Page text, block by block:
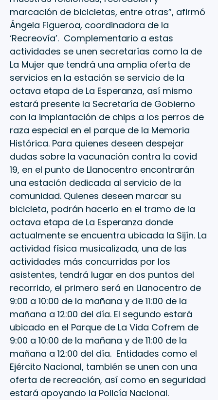
marcación de bicicletas, entre otras”, afirmó
Ángela Figueroa, coordinadora de la
‘Recreovía’. Complementario a estas
actividades se unen secretarías como la de
La Mujer que tendrá una amplia oferta de
servicios en la estación se servicio de la
octava etapa de La Esperanza, así mismo
estará presente la Secretaría de Gobierno
con la implantación de chips a los perros de
raza especial en el parque de la Memoria
Histórica. Para quienes deseen despejar
dudas sobre la vacunación contra la covid
19, en el punto de Llanocentro encontrarán
una estación dedicada al servicio de la
comunidad. Quienes deseen marcar su
bicicleta, podrán hacerlo en el tramo de la
octava etapa de La Esperanza donde
actualmente se encuentra ubicada la Sijín. La
actividad física musicalizada, una de las
actividades más concurridas por los
asistentes, tendrá lugar en dos puntos del
recorrido, el primero será en Llanocentro de
9:00 a 10:00 de la mañana y de 11:00 de la
mañana a 12:00 del día. El segundo estará
ubicado en el Parque de La Vida Cofrem de
9:00 a 10:00 de la mañana y de 11:00 de la
mañana a 12:00 del día. Entidades como el
Ejército Nacional, también se unen con una
oferta de recreación, así como en seguridad
estará apoyando la Policía Nacional.